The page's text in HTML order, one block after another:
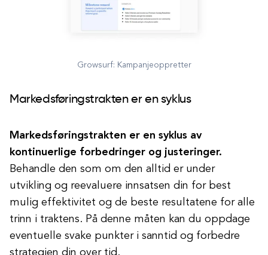
Growsurf: Kampanjeoppretter
Markedsføringstrakten er en syklus
Markedsføringstrakten er en syklus av
kontinuerlige forbedringer og justeringer.
Behandle den som om den alltid er under
utvikling og reevaluere innsatsen din for best
mulig effektivitet og de beste resultatene for alle
trinn i traktens. På denne måten kan du oppdage
eventuelle svake punkter i sanntid og forbedre
strategien din over tid.